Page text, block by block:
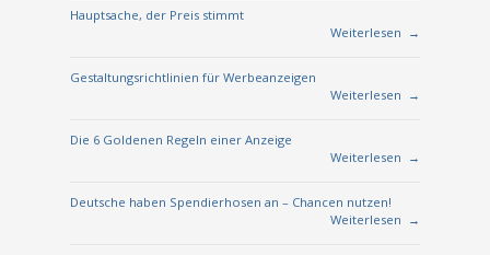
Hauptsache, der Preis stimmt
Weiterlesen →
Gestaltungsrichtlinien für Werbeanzeigen
Weiterlesen →
Die 6 Goldenen Regeln einer Anzeige
Weiterlesen →
Deutsche haben Spendierhosen an – Chancen nutzen!
Weiterlesen →